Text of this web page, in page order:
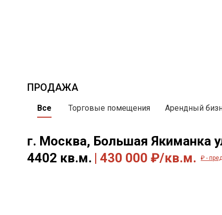
ПРОДАЖА
Все Торговые помещения Арендный
г. Москва, Большая Якиманка
4402 кв.м. | 430 000 ₽/кв.м. ₽ -